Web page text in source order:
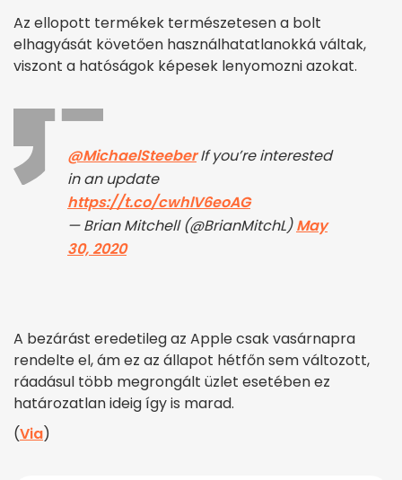
Az ellopott termékek természetesen a bolt
elhagyását követően használhatatlanokká váltak,
viszont a hatóságok képesek lenyomozni azokat.
@MichaelSteeberIf you’re interested
in an update
https://t.co/cwhlV6eoAG
— Brian Mitchell (@BrianMitchL)May
30, 2020
A bezárást eredetileg az Apple csak vasárnapra
rendelte el, ám ez az állapot hétfőn sem változott,
ráadásul több megrongált üzlet esetében ez
határozatlan ideig így is marad.
(Via)